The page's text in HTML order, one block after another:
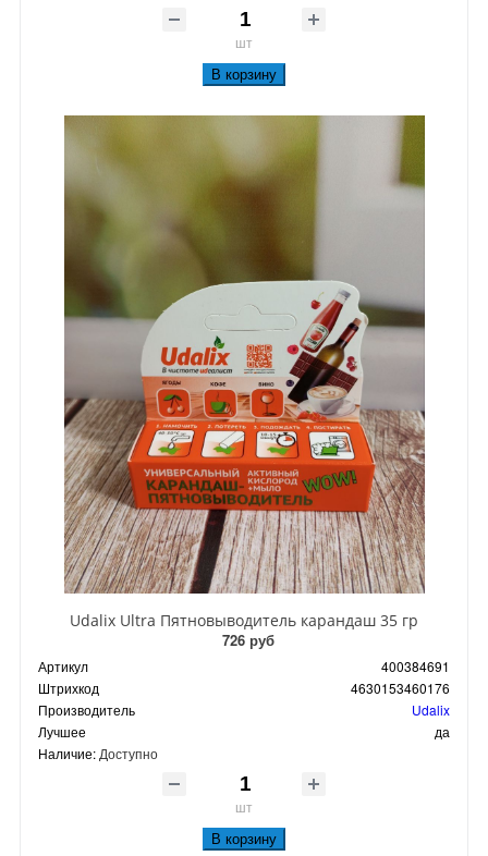
шт
В корзину
Udalix Ultra Пятновыводитель карандаш 35 гр
726 руб
Артикул
400384691
Штрихкод
4630153460176
Производитель
Udalix
Лучшее
да
Наличие: Доступно
шт
В корзину